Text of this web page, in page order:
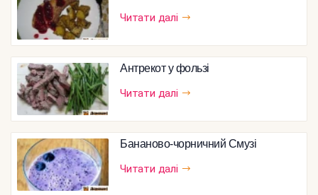
Читати далі
Антрекот у фользі
Читати далі
Бананово-чорничний Смузі
Читати далі